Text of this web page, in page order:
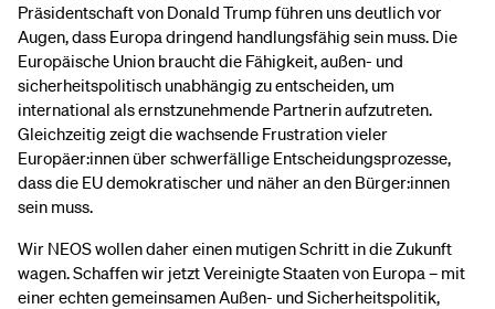
Präsidentschaft von Donald Trump führen uns deutlich vor
Augen, dass Europa dringend handlungsfähig sein muss. Die
Europäische Union braucht die Fähigkeit, außen- und
sicherheitspolitisch unabhängig zu entscheiden, um
international als ernstzunehmende Partnerin aufzutreten.
Gleichzeitig zeigt die wachsende Frustration vieler
Europäer:innen über schwerfällige Entscheidungsprozesse,
dass die EU demokratischer und näher an den Bürger:innen
sein muss.
Wir NEOS wollen daher einen mutigen Schritt in die Zukunft
wagen. Schaffen wir jetzt Vereinigte Staaten von Europa – mit
einer echten gemeinsamen Außen- und Sicherheitspolitik,